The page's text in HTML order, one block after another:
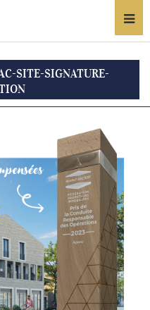
SITE-SIGNATURE-